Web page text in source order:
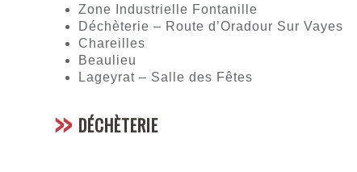
Zone Industrielle Fontanille
Déchèterie – Route d’Oradour Sur Vayes
Chareilles
Beaulieu
Lageyrat – Salle des Fêtes
DÉCHÈTERIE